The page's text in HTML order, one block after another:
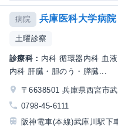
病院 兵庫医科大学病院
土曜診察
診療科： 内科 循環器内科 血
内科 肝臓・胆のう・膵臓...
〒6638501 兵庫県西宮市
0798-45-6111
阪神電車(本線)武庫川駅下